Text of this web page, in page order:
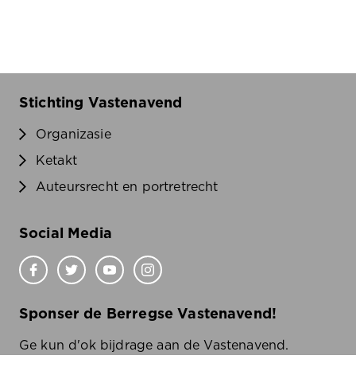
Stichting Vastenavend
Organizasie
Ketakt
Auteursrecht en portretrecht
Social Media
Sponser de Berregse Vastenavend!
Ge kun d'ok bijdrage aan de Vastenavend.